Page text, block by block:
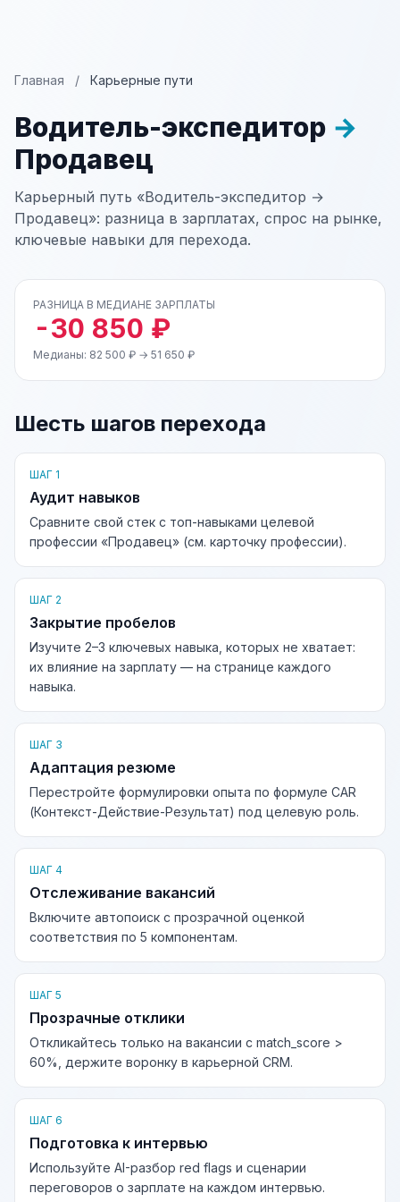
Главная / Карьерные пути
Водитель-экспедитор →
Продавец
Карьерный путь «Водитель-экспедитор →
Продавец»: разница в зарплатах, спрос на рынке,
ключевые навыки для перехода.
РАЗНИЦА В МЕДИАНЕ ЗАРПЛАТЫ
-30 850 ₽
Медианы: 82 500 ₽ → 51 650 ₽
Шесть шагов перехода
ШАГ 1
Аудит навыков
Сравните свой стек с топ-навыками целевой
профессии «Продавец» (см. карточку профессии).
ШАГ 2
Закрытие пробелов
Изучите 2–3 ключевых навыка, которых не хватает:
их влияние на зарплату — на странице каждого
навыка.
ШАГ 3
Адаптация резюме
Перестройте формулировки опыта по формуле CAR
(Контекст-Действие-Результат) под целевую роль.
ШАГ 4
Отслеживание вакансий
Включите автопоиск с прозрачной оценкой
соответствия по 5 компонентам.
ШАГ 5
Прозрачные отклики
Откликайтесь только на вакансии с match_score >
60%, держите воронку в карьерной CRM.
ШАГ 6
Подготовка к интервью
Используйте AI-разбор red flags и сценарии
переговоров о зарплате на каждом интервью.